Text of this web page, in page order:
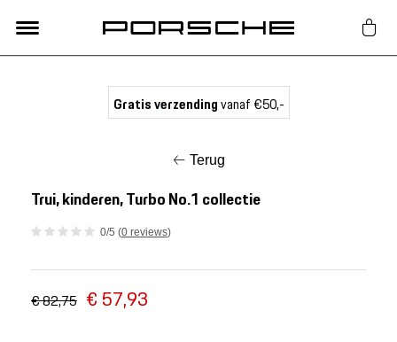
Nieuw
Acties
Gratis verzendingvanaf €50,-
Terug
Trui, kinderen, Turbo No.1 collectie
0/5 (0 reviews)
€ 82,75 € 57,93